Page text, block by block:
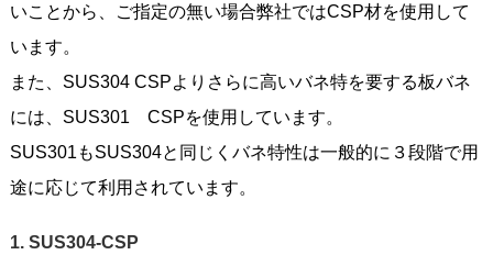
いことから、ご指定の無い場合弊社ではCSP材を使用して
います。
また、SUS304 CSPよりさらに高いバネ特を要する板バネ
には、SUS301 CSPを使用しています。
SUS301もSUS304と同じくバネ特性は一般的に３段階で用
途に応じて利用されています。
1. SUS304-CSP